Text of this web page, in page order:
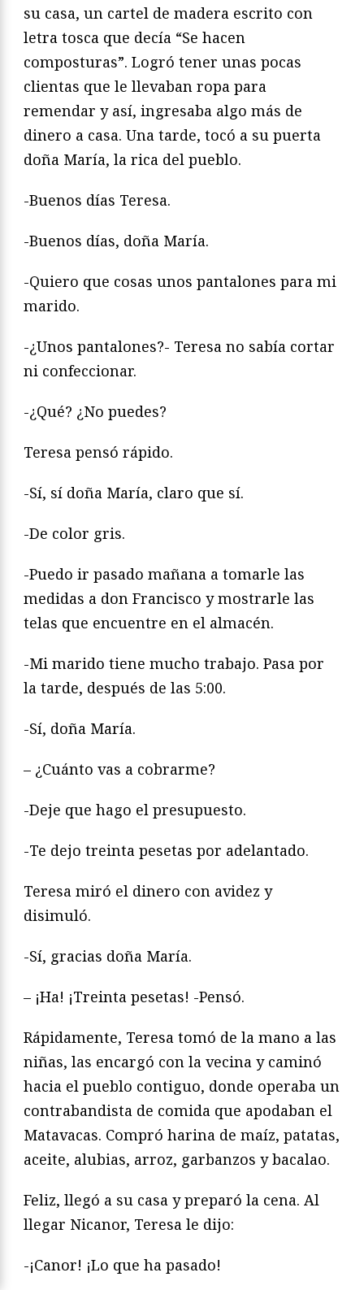
su casa, un cartel de madera escrito con
letra tosca que decía “Se hacen
composturas”. Logró tener unas pocas
clientas que le llevaban ropa para
remendar y así, ingresaba algo más de
dinero a casa. Una tarde, tocó a su puerta
doña María, la rica del pueblo.
-Buenos días Teresa.
-Buenos días, doña María.
-Quiero que cosas unos pantalones para mi
marido.
-¿Unos pantalones?- Teresa no sabía cortar
ni confeccionar.
-¿Qué? ¿No puedes?
Teresa pensó rápido.
-Sí, sí doña María, claro que sí.
-De color gris.
-Puedo ir pasado mañana a tomarle las
medidas a don Francisco y mostrarle las
telas que encuentre en el almacén.
-Mi marido tiene mucho trabajo. Pasa por
la tarde, después de las 5:00.
-Sí, doña María.
– ¿Cuánto vas a cobrarme?
-Deje que hago el presupuesto.
-Te dejo treinta pesetas por adelantado.
Teresa miró el dinero con avidez y
disimuló.
-Sí, gracias doña María.
– ¡Ha! ¡Treinta pesetas! -Pensó.
Rápidamente, Teresa tomó de la mano a las
niñas, las encargó con la vecina y caminó
hacia el pueblo contiguo, donde operaba un
contrabandista de comida que apodaban el
Matavacas. Compró harina de maíz, patatas,
aceite, alubias, arroz, garbanzos y bacalao.
Feliz, llegó a su casa y preparó la cena. Al
llegar Nicanor, Teresa le dijo:
-¡Canor! ¡Lo que ha pasado!